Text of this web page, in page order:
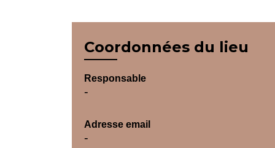
Coordonnées du lieu
Responsable
-
Adresse email
-